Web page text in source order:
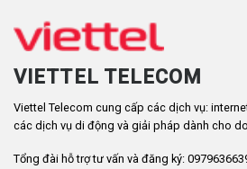
VIETTEL TELECOM
Viettel Telecom cung cấp các dịch vụ:
các dịch vụ di động và giải pháp dành cho
Tổng đài hỗ trợ tư vấn và đăng ký: